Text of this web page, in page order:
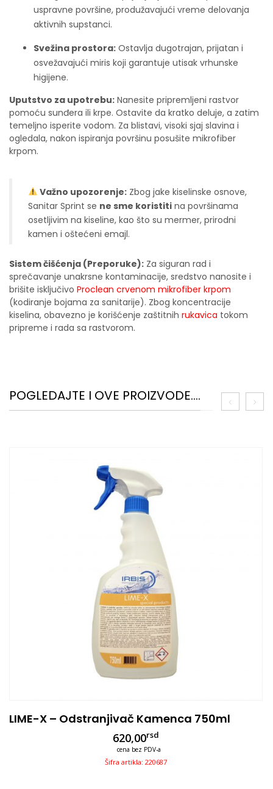
uspravne površine, produžavajući vreme delovanja
aktivnih supstanci.
Svežina prostora: Ostavlja dugotrajan, prijatan i
osvežavajući miris koji garantuje utisak vrhunske
higijene.
Uputstvo za upotrebu: Nanesite pripremljeni rastvor
pomoću sunđera ili krpe. Ostavite da kratko deluje, a zatim
temeljno isperite vodom. Za blistavi, visoki sjaj slavina i
ogledala, nakon ispiranja površinu posušite mikrofiber
krpom.
Važno upozorenje:Zbog jake kiselinske osnove,
Sanitar Sprint se ne sme koristiti na površinama
osetljivim na kiseline, kao što su mermer, prirodni
kamen i oštećeni emajl.
Sistem čišćenja (Preporuke): Za siguran rad i
sprečavanje unakrsne kontaminacije, sredstvo nanosite i
brišite isključivo Proclean crvenom mikrofiber krpom
(kodiranje bojama za sanitarije). Zbog koncentracije
kiselina, obavezno je korišćenje zaštitnih rukavica tokom
pripreme i rada sa rastvorom.
POGLEDAJTE I OVE PROIZVODE....
LIME-X – Odstranjivač Kamenca 750ml
620,00rsd
cena bez PDV-a
Šifra artikla: 220687